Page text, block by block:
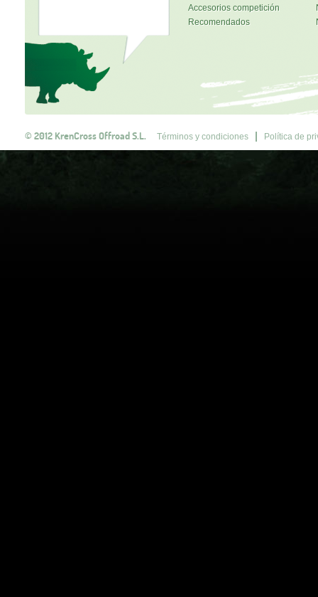
Accesorios competición
Recomendados
© 2012 KrenCross Offroad S.L. Términos y condiciones Política de